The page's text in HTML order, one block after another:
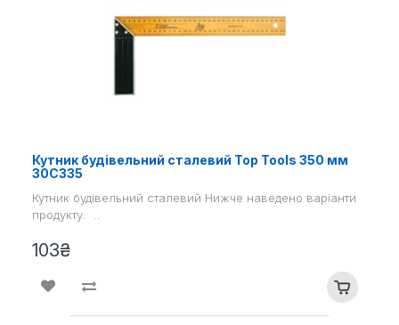
Кутник будівельний сталевий Top Tools 350 мм
30С335
Кутник будівельний сталевий Нижче наведено варіанти
продукту. ..
103₴